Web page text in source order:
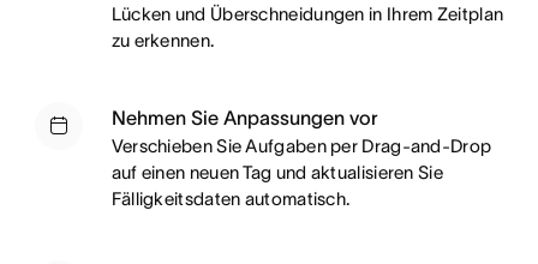
Lücken und Überschneidungen in Ihrem Zeitplan
zu erkennen.
Nehmen Sie Anpassungen vor
Verschieben Sie Aufgaben per Drag-and-Drop
auf einen neuen Tag und aktualisieren Sie
Fälligkeitsdaten automatisch.